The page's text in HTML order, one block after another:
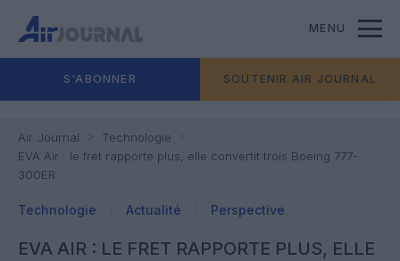
MENU
S'ABONNER SOUTENIR AIR JOURNAL
Air Journal
Technologie
EVA Air : le fret rapporte plus, elle convertit trois Boeing 777-
300ER
Technologie Actualité Perspective
EVA AIR : LE FRET RAPPORTE PLUS, ELLE